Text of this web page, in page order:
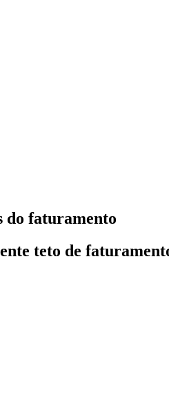
do faturamento
teto de